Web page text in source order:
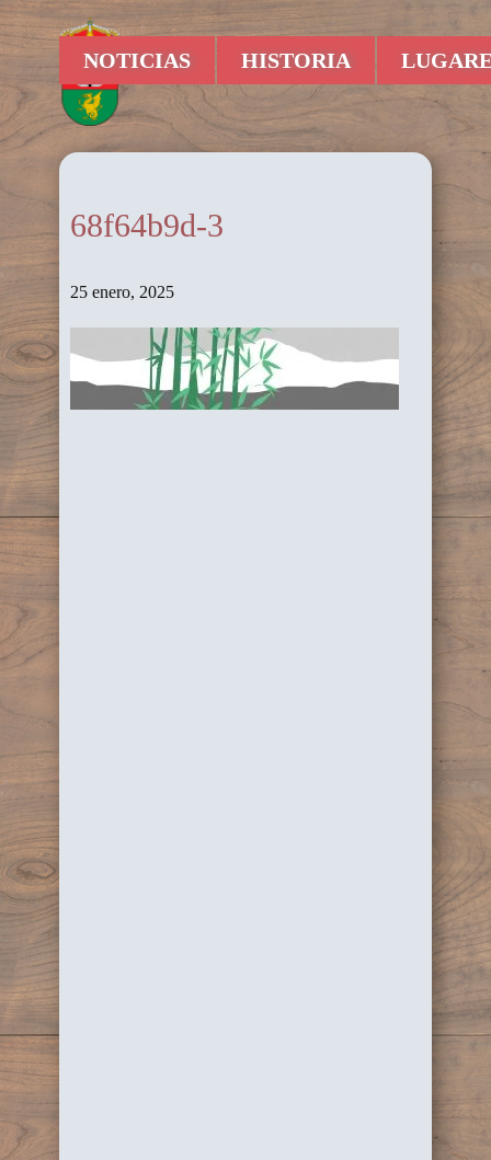
NOTICIAS HISTORIA
68f64b9d-3
25 enero, 2025